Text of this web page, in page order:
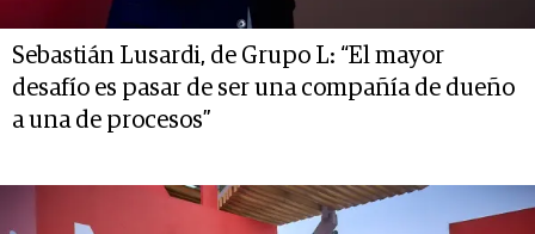
Sebastián Lusardi, de Grupo L: “El mayor
desafío es pasar de ser una compañía de dueño
a una de procesos”